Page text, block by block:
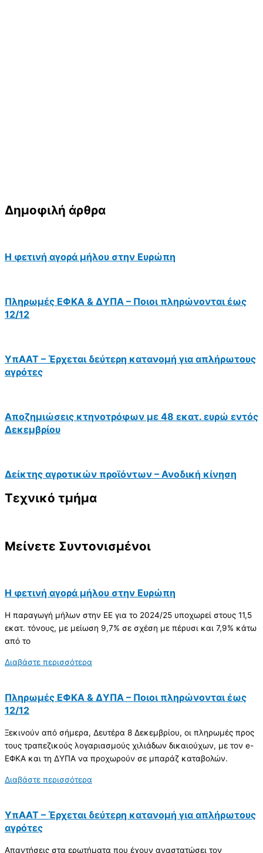
Δημοφιλή άρθρα
Η φετινή αγορά μήλου στην Ευρώπη
Πληρωμές ΕΦΚΑ & ΔΥΠΑ – Ποιοι πληρώνονται έως
12/12
ΥπΑΑΤ – Έρχεται δεύτερη κατανομή για απλήρωτους
αγρότες
Αποζημιώσεις κτηνοτρόφων με 48 εκατ. ευρώ εντός
Δεκεμβρίου
Δείκτης αγροτικών προϊόντων – Ανοδική κίνηση
Τεχνικό τμήμα
Μείνετε Συντονισμένοι
Η φετινή αγορά μήλου στην Ευρώπη
Η παραγωγή μήλων στην ΕΕ για το 2024/25 υποχωρεί στους 11,5
εκατ. τόνους, με μείωση 9,7% σε σχέση με πέρυσι και 7,9% κάτω
από το
Διαβάστε περισσότερα
Πληρωμές ΕΦΚΑ & ΔΥΠΑ – Ποιοι πληρώνονται έως
12/12
Ξεκινούν από σήμερα, Δευτέρα 8 Δεκεμβρίου, οι πληρωμές προς
τους τραπεζικούς λογαριασμούς χιλιάδων δικαιούχων, με τον e-
ΕΦΚΑ και τη ΔΥΠΑ να προχωρούν σε μπαράζ καταβολών.
Διαβάστε περισσότερα
ΥπΑΑΤ – Έρχεται δεύτερη κατανομή για απλήρωτους
αγρότες
Απαντήσεις στα ερωτήματα που έχουν αναστατώσει τον